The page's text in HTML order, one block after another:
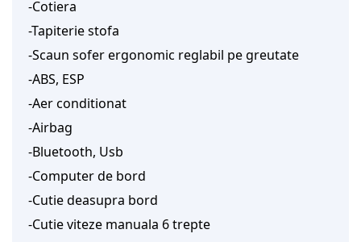
-Cotiera
-Tapiterie stofa
-Scaun sofer ergonomic reglabil pe greutate
-ABS, ESP
-Aer conditionat
-Airbag
-Bluetooth, Usb
-Computer de bord
-Cutie deasupra bord
-Cutie viteze manuala 6 trepte